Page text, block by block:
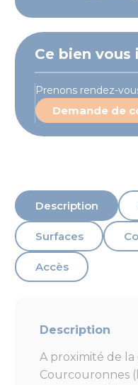
Ce bien vous
Prenons rendez-
Demande de
Description
Surfaces
Accès
Description
A proximité de la
Courcouronnes